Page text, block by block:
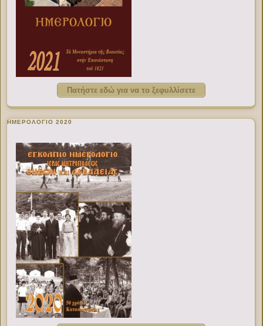
Πατήστε εδώ για να το ξεφυλλίσετε
ΗΜΕΡΟΛΟΓΙΟ 2020